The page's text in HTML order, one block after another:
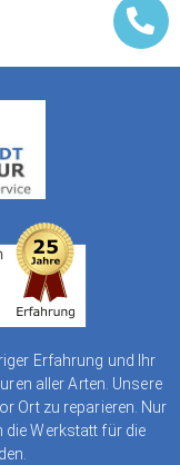
Erfahrung und Ihr
aller Arten. Unsere
Ort zu reparieren. Nur
die Werkstatt für die